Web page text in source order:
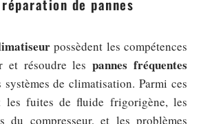
de pannes
possèdent les compétences
et résoudre lespannes fréquentes
de climatisation. Parmi ces
les fuites de fluide frigorigène, les
du compresseur, et les problèmes